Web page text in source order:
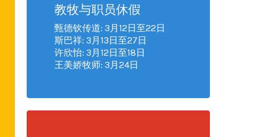
教牧与职员休假
甄德钦传道: 3月12日至22日
斯巴祥: 3月13日至27日
许欣怡: 3月12日至18日
王美娇牧师: 3月24日